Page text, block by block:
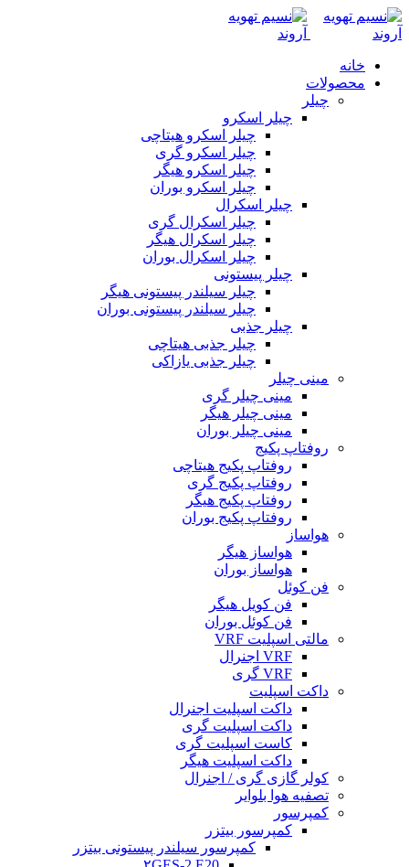
خانه
محصولات
چیلر
چیلر اسکرو
چیلر اسکرو هیتاچی
چیلر اسکرو گری
چیلر اسکرو هیگر
چیلر اسکرو بوران
چیلر اسکرال
چیلر اسکرال گری
چیلر اسکرال هیگر
چیلر اسکرال بوران
چیلر پیستونی
چیلر سیلندر پیستونی هیگر
چیلر سیلندر پیستونی بوران
چیلر جذبی
چیلر جذبی هیتاچی
چیلر جذبی یازاکی
مینی چیلر
مینی چیلر گری
مینی چیلر هیگر
مینی چیلر بوران
روفتاپ پکیج
روفتاپ پکیج هیتاچی
روفتاپ پکیج گری
روفتاپ پکیج هیگر
روفتاپ پکیج بوران
هواساز
هواساز هیگر
هواساز بوران
فن کوئل
فن کویل هیگر
فن کوئل بوران
مالتی اسپلیت VRF
VRF اجنرال
VRF گری
داکت اسپلیت
داکت اسپلیت اجنرال
داکت اسپلیت گری
کاست اسپلیت گری
داکت اسپلیت هیگر
کولر گازی گری / اجنرال
تصفیه هوا بلوایر
کمپرسور
کمپرسور بیتزر
کمپرسور سیلندر پیستونی بیتزر